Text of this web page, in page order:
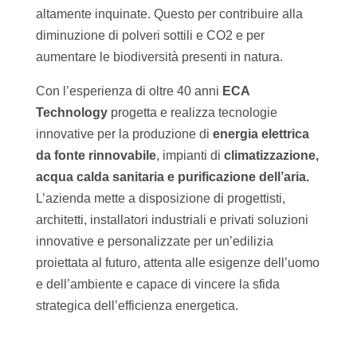
altamente inquinate. Questo per contribuire alla
diminuzione di polveri sottili e CO2 e per
aumentare le biodiversità presenti in natura.
Con l’esperienza di oltre 40 anni ECA
Technologyprogetta e realizza tecnologie
innovative per la produzione di energia elettrica
da fonte rinnovabile, impianti di climatizzazione,
acqua calda sanitaria e purificazione dell’aria.
L’azienda mette a disposizione di progettisti,
architetti, installatori industriali e privati soluzioni
innovative e personalizzate per un’edilizia
proiettata al futuro, attenta alle esigenze dell’uomo
e dell’ambiente e capace di vincere la sfida
strategica dell’efficienza energetica.